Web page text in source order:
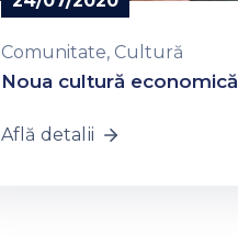
Comunitate‚ Cultură
Noua cultură economică
Află detalii